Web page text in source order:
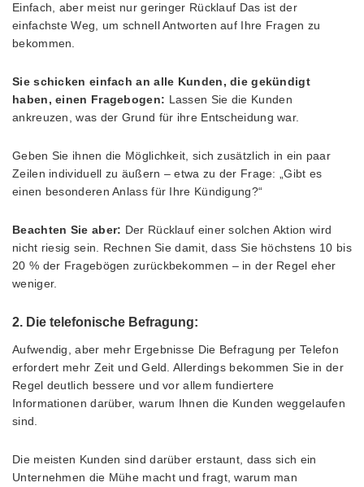
Einfach, aber meist nur geringer Rücklauf Das ist der
einfachste Weg, um schnell Antworten auf Ihre Fragen zu
bekommen.
Sie schicken einfach an alle Kunden, die gekündigt
haben, einen Fragebogen: Lassen Sie die Kunden
ankreuzen, was der Grund für ihre Entscheidung war.
Geben Sie ihnen die Möglichkeit, sich zusätzlich in ein paar
Zeilen individuell zu äußern – etwa zu der Frage: „Gibt es
einen besonderen Anlass für Ihre Kündigung?“
Beachten Sie aber: Der Rücklauf einer solchen Aktion wird
nicht riesig sein. Rechnen Sie damit, dass Sie höchstens 10 bis
20 % der Fragebögen zurückbekommen – in der Regel eher
weniger.
2. Die telefonische Befragung:
Aufwendig, aber mehr Ergebnisse Die Befragung per Telefon
erfordert mehr Zeit und Geld. Allerdings bekommen Sie in der
Regel deutlich bessere und vor allem fundiertere
Informationen darüber, warum Ihnen die Kunden weggelaufen
sind.
Die meisten Kunden sind darüber erstaunt, dass sich ein
Unternehmen die Mühe macht und fragt, warum man